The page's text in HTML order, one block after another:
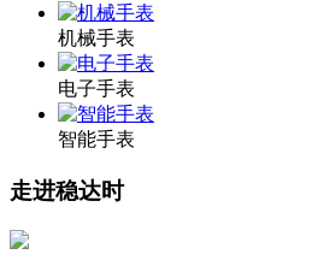
机械手表
电子手表
智能手表
走进稳达时